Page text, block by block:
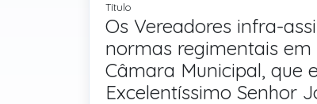
Título
Os Vereadores infra-
normas regimentais em
Câmara Municipal, que
Excelentíssimo Senhor